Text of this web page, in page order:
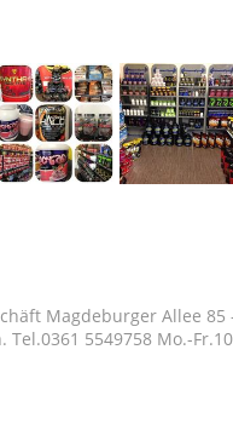
Magdeburger Allee 85
5549758 Mo.-